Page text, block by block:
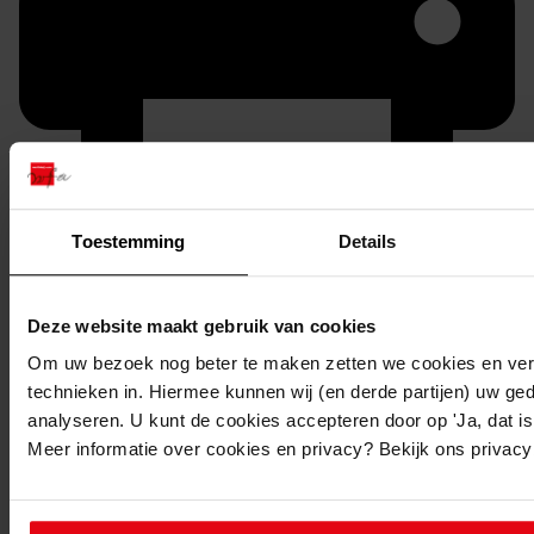
Toestemming Details
Deze website maakt gebruik van cookies
Om uw bezoek nog beter te maken zetten we cookies en
technieken in. Hiermee kunnen wij (en derde partijen) uw
analyseren. U kunt de cookies accepteren door op 'Ja, dat
Meer informatie over cookies en privacy? Bekijk ons
Printen
Inventaris